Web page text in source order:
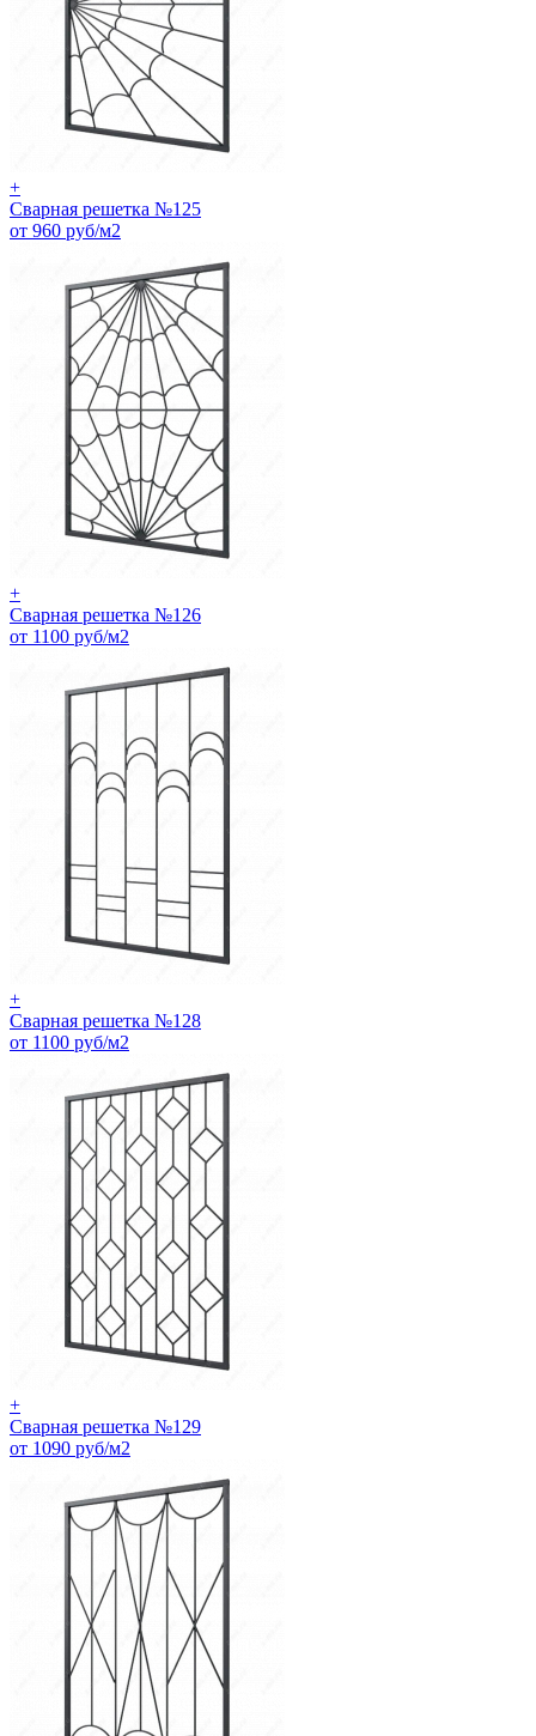
+
Сварная решетка №125
от 960 руб/м2
+
Сварная решетка №126
от 1100 руб/м2
+
Сварная решетка №128
от 1100 руб/м2
+
Сварная решетка №129
от 1090 руб/м2